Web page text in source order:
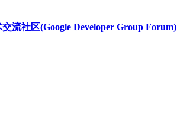
流社区(Google Developer Group Forum)